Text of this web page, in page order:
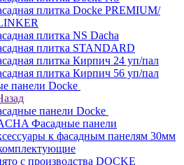
плитка Docke PREMIUM/
плитка NS Dacha
плитка STANDARD
плитка Кирпич 24 уп/пал
плитка Кирпич 56 уп/пал
панели Docke
панели Docke
Фасадные панели
к фасадным панелям 30мм
с производства DOCKE